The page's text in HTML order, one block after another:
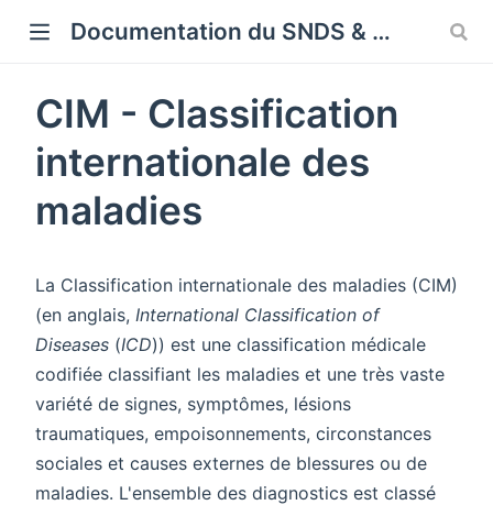
Documentation du SNDS & SNDS OMOP
CIM - Classification
internationale des
maladies
La Classification internationale des maladies (CIM)
(en anglais, International Classification of
Diseases (ICD)) est une classification médicale
codifiée classifiant les maladies et une très vaste
variété de signes, symptômes, lésions
traumatiques, empoisonnements, circonstances
sociales et causes externes de blessures ou de
maladies. L'ensemble des diagnostics est classé